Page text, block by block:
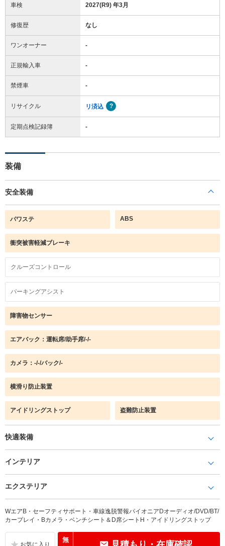
車検 2027(R9) 年3月
修復歴 なし
ワンオーナー -
正規輸入車 -
禁煙車 -
リサイクル リ済込
定期点検記録簿 -
装備
安全装備
パワステ ABS
衝突被害軽減ブレーキ
クルーズコントロール
パーキングアシスト
障害物センサー
エアバック：運転席/助手席/-/-
カメラ：-/-/バック/-
横滑り防止装置
アイドリングストップ 盗難防止装置
快適装備
インテリア
エクステリア
WエアB・セーフティサポート・車線逸脱警報パイオニアDオーディオ/DVD/BT/
カープレイ・Bカメラ・ベンチシート＆D席シートH・アイドリングストップ
無